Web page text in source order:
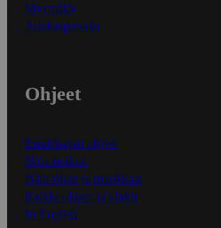
Myymälät
Asiakaspalvelu
Ohjeet
Ensitilaajan ohjeet
Näin maksat
Näin tilaat ja muokkaat
Kaikki ohjeet ja vinkit
In English